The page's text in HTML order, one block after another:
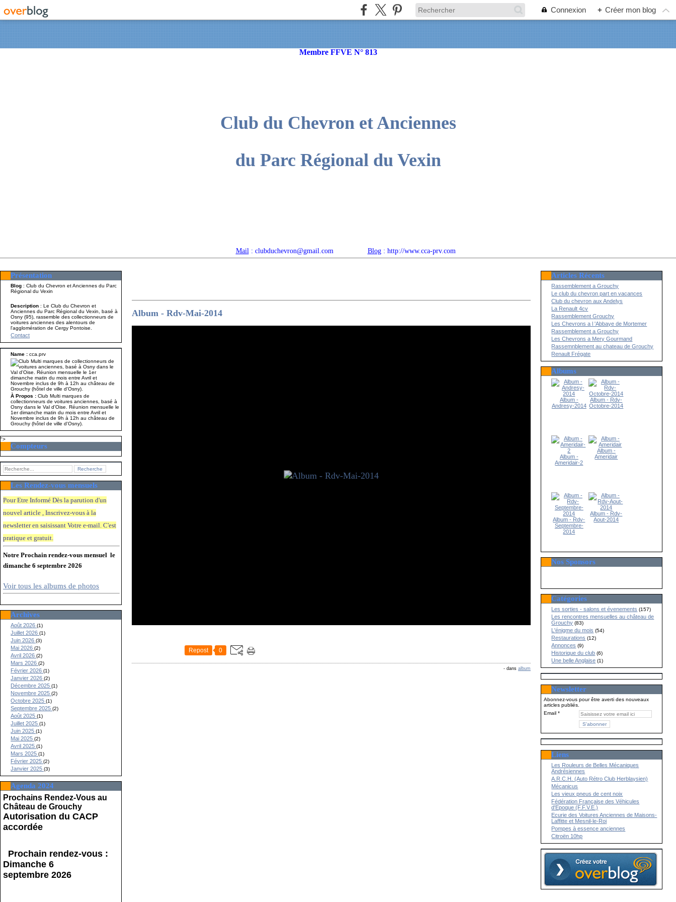
Connexion + Créer mon blog
Membre FFVE N° 813
Club du Chevron et Anciennes
du Parc Régional du Vexin
Mail : clubduchevron@gmail.com Blog: http://www.cca-prv.com
Présentation
Blog : Club du Chevron et Anciennes du Parc
Régional du Vexin
Description: Le Club du Chevron et
Anciennes du Parc Régional du Vexin, basé à
Osny (95), rassemble des collectionneurs de
voitures anciennes des alentours de
l'agglomération de Cergy Pontoise.
Contact
Name :cca.prv
À Propos :Club Multi marques de
collectionneurs de voitures anciennes, basé à
Osny dans le Val d'Oise. Réunion mensuelle le
1er dimanche matin du mois entre Avril et
Novembre inclus de 9h à 12h au château de
Grouchy (hôtel de ville d'Osny).
">
Compteurs
Les Rendez-vous mensuels
Pour Etre Informé Dès la parution d'un
nouvel article , Inscrivez-vous à la
newsletter en saisissant Votre e-mail. C'est
pratique et gratuit.
Notre Prochain rendez-vous mensuel le
dimanche 6 septembre 2026
Voir tous les albums de photos
Archives
Août 2026(1)
Juillet 2026(1)
Juin 2026(3)
Mai 2026(2)
Avril 2026(2)
Mars 2026(2)
Février 2026(1)
Janvier 2026(2)
Décembre 2025(1)
Novembre 2025(2)
Octobre 2025(1)
Septembre 2025(2)
Août 2025(1)
Juillet 2025(1)
Juin 2025(1)
Mai 2025(2)
Avril 2025(1)
Mars 2025(1)
Février 2025(2)
Janvier 2025(3)
Agenda 2024
Prochains Rendez-Vous au
Château de Grouchy
Autorisation du CACP
accordée
Prochain rendez-vous :
Dimanche 6
septembre 2026
Album - Rdv-Mai-2014
Repost 0
- dansalbum
Articles Récents
Rassemblement a Grouchy
Le club du chevron part en vacances
Club du chevron aux Andelys
La Renault 4cv
Rassemblement Grouchy
Les Chevrons a l 'Abbaye de Mortemer
Rassemblement a Grouchy
Les Chevrons a Mery Gourmand
Rassemnblement au chateau de Grouchy
Renault Frégate
Albums
Album -
Andresy-2014
Album - Rdv-
Octobre-2014
Album -
Ameridair-2
Album -
Ameridair
Album - Rdv-
Septembre-
2014
Album - Rdv-
Aout-2014
Nos Sponsors
Catégories
Les sorties - salons et évenements (157)
Les rencontres mensuelles au château de
Grouchy (83)
L'énigme du mois (54)
Restaurations (12)
Annonces (9)
Historique du club (6)
Une belle Anglaise (1)
Newsletter
Abonnez-vous pour être averti des nouveaux
articles publiés.
Email
Liens
Les Rouleurs de Belles Mécaniques
Andrésiennes
A.R.C.H. (Auto Rétro Club Herblaysien)
Mécanicus
Les vieux pneus de cent noix
Fédération Française des Véhicules
d'Epoque (F.F.V.E.)
Ecurie des Voitures Anciennes de Maisons-
Laffitte et Mesnil-le-Roi
Pompes à essence anciennes
Citroën 10hp